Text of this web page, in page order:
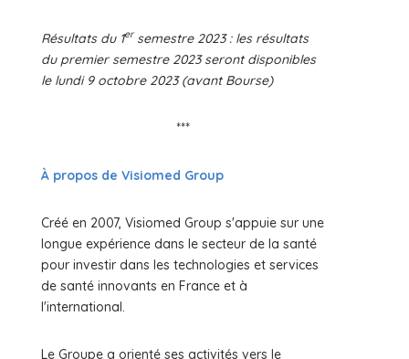
Résultats du 1ersemestre 2023 : les résultats
du premier semestre 2023 seront disponibles
le lundi 9 octobre 2023 (avant Bourse)
***
À propos de Visiomed Group
Créé en 2007, Visiomed Group s'appuie sur une
longue expérience dans le secteur de la santé
pour investir dans les technologies et services
de santé innovants en France et à
l'international.
Le Groupe a orienté ses activités vers le